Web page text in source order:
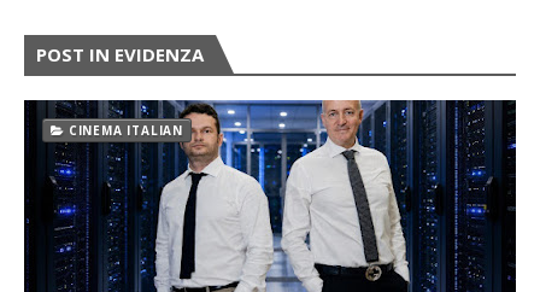
POST IN EVIDENZA
CINEMA ITALIAN